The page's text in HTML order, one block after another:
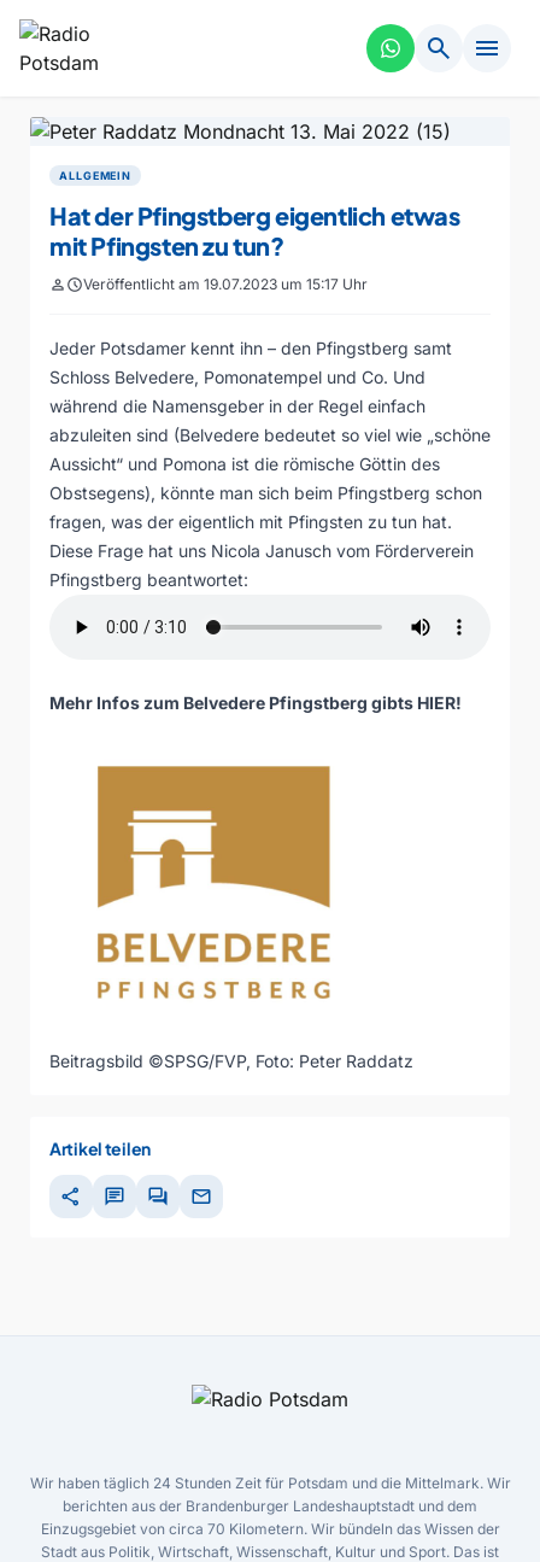
search menu
ALLGEMEIN
Hat der Pfingstberg eigentlich etwas
mit Pfingsten zu tun?
personscheduleVeröffentlicht am 19.07.2023 um 15:17 Uhr
Jeder Potsdamer kennt ihn – den Pfingstberg samt
Schloss Belvedere, Pomonatempel und Co. Und
während die Namensgeber in der Regel einfach
abzuleiten sind (Belvedere bedeutet so viel wie „schöne
Aussicht“ und Pomona ist die römische Göttin des
Obstsegens), könnte man sich beim Pfingstberg schon
fragen, was der eigentlich mit Pfingsten zu tun hat.
Diese Frage hat uns Nicola Janusch vom Förderverein
Pfingstberg beantwortet:
Mehr Infos zum Belvedere Pfingstberg gibts HIER!
Beitragsbild ©SPSG/FVP, Foto: Peter Raddatz
Artikel teilen
share chat forum mail
Wir haben täglich 24 Stunden Zeit für Potsdam und die Mittelmark. Wir
berichten aus der Brandenburger Landeshauptstadt und dem
Einzugsgebiet von circa 70 Kilometern. Wir bündeln das Wissen der
Stadt aus Politik, Wirtschaft, Wissenschaft, Kultur und Sport. Das ist